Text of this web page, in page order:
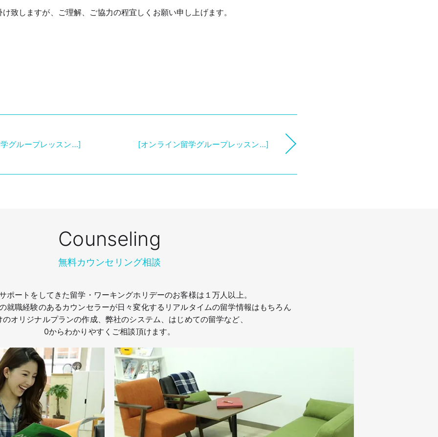
致しますが、ご理解、ご協力の程宜しくお願い申し上げます。
グループレッスン…] [オンライン留学グループレッスン…]
Counseling
無料カウンセリング相談
ポートをしてきた留学・ワーキングホリデーのお客様は１万人以上。
就職経験のあるカウンセラーが日々変化するリアルタイムの留学情報はもちろん
のオリジナルプランの作成、弊社のシステム、はじめての留学など、
0からわかりやすくご相談頂けます。